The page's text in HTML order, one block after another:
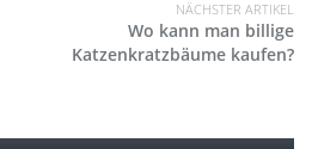
NÄCHSTER ARTIKEL
Wo kann man billige
Katzenkratzbäume kaufen?